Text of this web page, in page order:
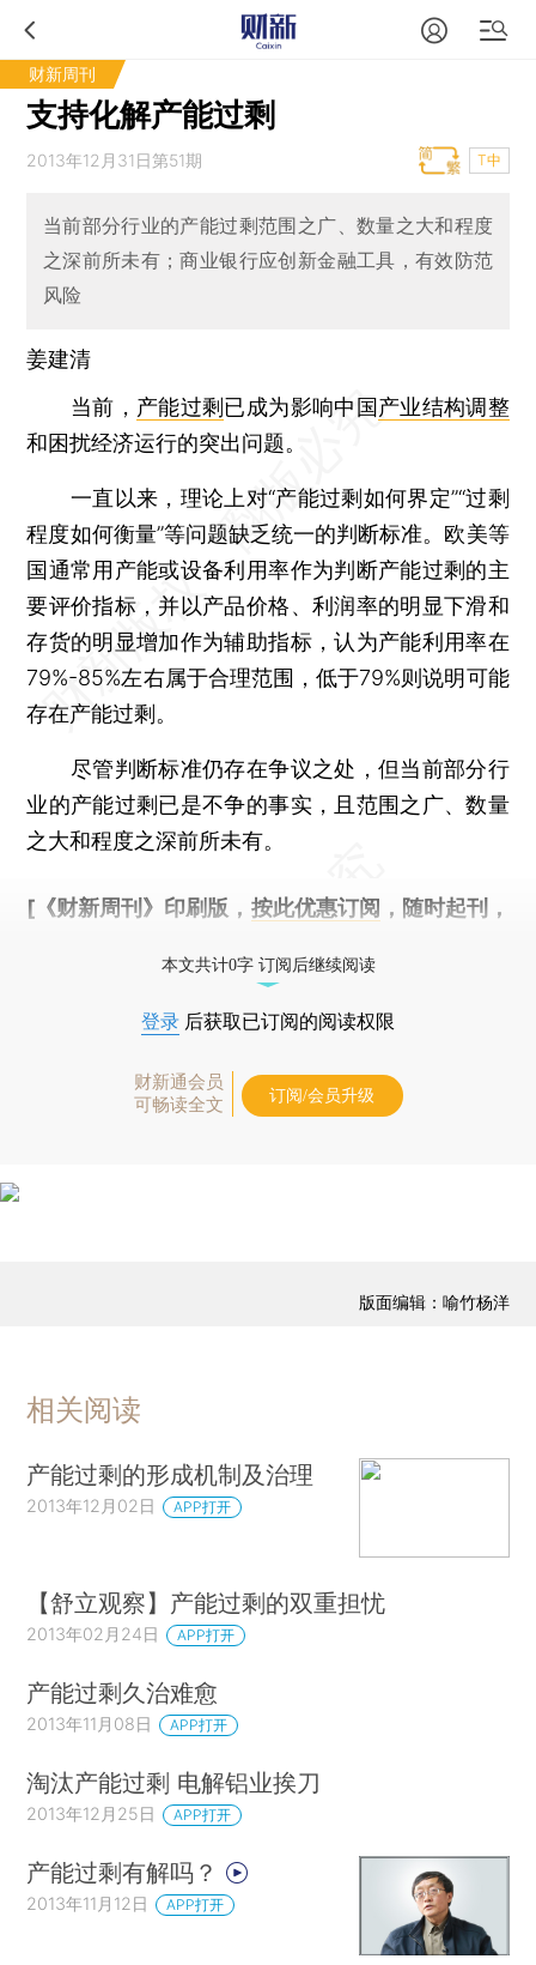
财新周刊
支持化解产能过剩
2013年12月31日第51期 T中
当前部分行业的产能过剩范围之广、数量之大和程度
之深前所未有；商业银行应创新金融工具，有效防范
风险
姜建清
当前， 产能过剩 已成为影响中国产业结构调整
和困扰经济运行的突出问题。
一直以来，理论上对“产能过剩如何界定”“过剩
程度如何衡量”等问题缺乏统一的判断标准。欧美等
国通常用产能或设备利用率作为判断产能过剩的主
要评价指标，并以产品价格、利润率的明显下滑和
存货的明显增加作为辅助指标，认为产能利用率在
79%-85%左右属于合理范围，低于79%则说明可能
存在产能过剩。
尽管判断标准仍存在争议之处，但当前部分行
业的产能过剩已是不争的事实，且范围之广、数量
之大和程度之深前所未有。
[《财新周刊》印刷版， 按此优惠订阅 ，随时起刊，
本文共计0字 订阅后继续阅读
登录 后获取已订阅的阅读权限
财新通会员
可畅读全文
订阅/会员升级
版面编辑：喻竹杨洋
相关阅读
产能过剩的形成机制及治理
2013年12月02日 APP打开
【舒立观察】产能过剩的双重担忧
2013年02月24日 APP打开
产能过剩久治难愈
2013年11月08日 APP打开
淘汰产能过剩 电解铝业挨刀
2013年12月25日 APP打开
产能过剩有解吗？
2013年11月12日 APP打开